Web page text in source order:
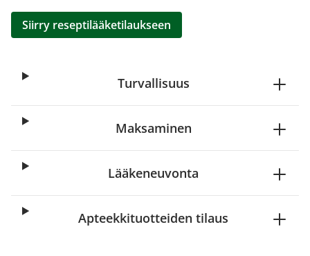
Siirry reseptilääketilaukseen
Turvallisuus
Maksaminen
Lääkeneuvonta
Apteekkituotteiden tilaus